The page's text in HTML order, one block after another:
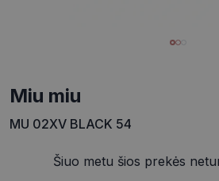
miu miu
MU 02XV BLACK 54
Šiuo metu šios prekės